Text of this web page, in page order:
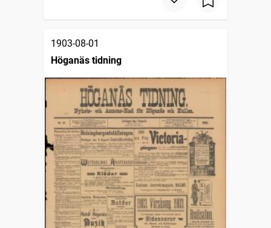
1903-08-01
Höganäs tidning